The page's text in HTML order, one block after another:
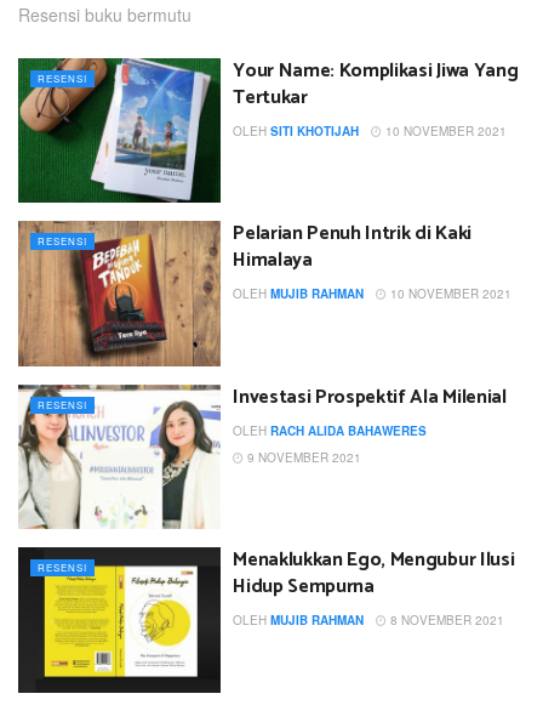
Resensi buku bermutu
RESENSI
Your Name: Komplikasi Jiwa Yang
Tertukar
OLEH SITI KHOTIJAH 10 NOVEMBER 2021
RESENSI
Pelarian Penuh Intrik di Kaki
Himalaya
OLEH MUJIB RAHMAN 10 NOVEMBER 2021
RESENSI Investasi Prospektif Ala Milenial
OLEH RACH ALIDA BAHAWERES
9 NOVEMBER 2021
RESENSI
Menaklukkan Ego, Mengubur Ilusi
Hidup Sempurna
OLEH MUJIB RAHMAN 8 NOVEMBER 2021